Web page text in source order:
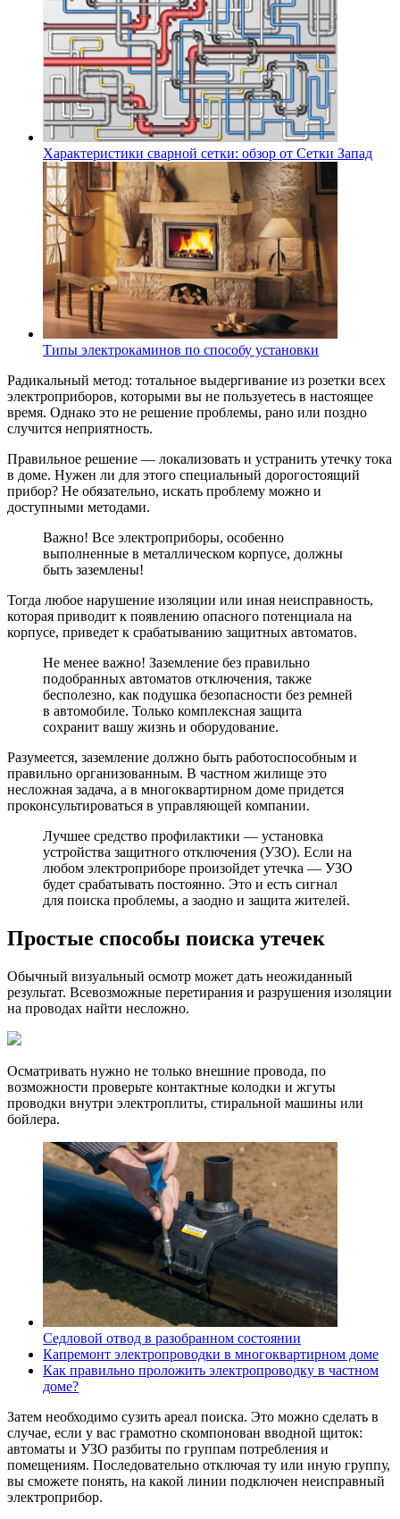
Характеристики сварной сетки: обзор от Сетки Запад
Типы электрокаминов по способу установки
Радикальный метод: тотальное выдергивание из розетки всех
электроприборов, которыми вы не пользуетесь в настоящее
время. Однако это не решение проблемы, рано или поздно
случится неприятность.
Правильное решение — локализовать и устранить утечку тока
в доме. Нужен ли для этого специальный дорогостоящий
прибор? Не обязательно, искать проблему можно и
доступными методами.
Важно! Все электроприборы, особенно
выполненные в металлическом корпусе, должны
быть заземлены!
Тогда любое нарушение изоляции или иная неисправность,
которая приводит к появлению опасного потенциала на
корпусе, приведет к срабатыванию защитных автоматов.
Не менее важно! Заземление без правильно
подобранных автоматов отключения, также
бесполезно, как подушка безопасности без ремней
в автомобиле. Только комплексная защита
сохранит вашу жизнь и оборудование.
Разумеется, заземление должно быть работоспособным и
правильно организованным. В частном жилище это
несложная задача, а в многоквартирном доме придется
проконсультироваться в управляющей компании.
Лучшее средство профилактики — установка
устройства защитного отключения (УЗО). Если на
любом электроприборе произойдет утечка — УЗО
будет срабатывать постоянно. Это и есть сигнал
для поиска проблемы, а заодно и защита жителей.
Простые способы поиска утечек
Обычный визуальный осмотр может дать неожиданный
результат. Всевозможные перетирания и разрушения изоляции
на проводах найти несложно.
Осматривать нужно не только внешние провода, по
возможности проверьте контактные колодки и жгуты
проводки внутри электроплиты, стиральной машины или
бойлера.
Седловой отвод в разобранном состоянии
Капремонт электропроводки в многоквартирном доме
Как правильно проложить электропроводку в частном
доме?
Затем необходимо сузить ареал поиска. Это можно сделать в
случае, если у вас грамотно скомпонован вводной щиток:
автоматы и УЗО разбиты по группам потребления и
помещениям. Последовательно отключая ту или иную группу,
вы сможете понять, на какой линии подключен неисправный
электроприбор.